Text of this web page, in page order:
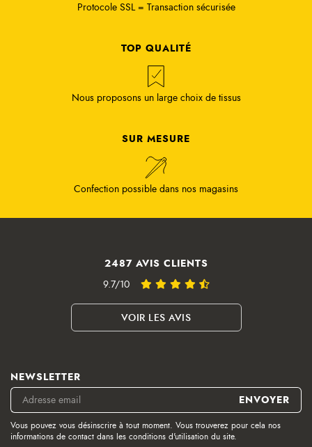
Protocole SSL = Transaction sécurisée
TOP QUALITÉ
Nous proposons un large choix de tissus
SUR MESURE
Confection possible dans nos magasins
2487 AVIS CLIENTS
9.7/10
VOIR LES AVIS
NEWSLETTER
Vous pouvez vous désinscrire à tout moment. Vous trouverez pour cela nos
informations de contact dans les conditions d'utilisation du site.